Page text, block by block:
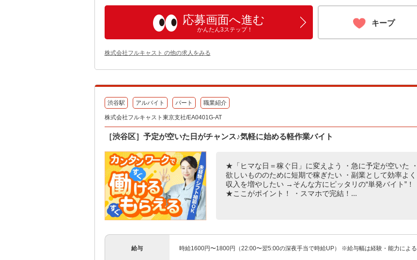
応募画面へ進む
かんたん3ステップ！
キープ
株式会社フルキャスト の他の求人をみる
渋谷駅 アルバイト パート 職業紹介
株式会社フルキャスト東京支社/EA0401G-AT
［渋谷区］予定が空いた日がチャンス♪気軽に始める軽作業バイト
★「ヒマな日＝稼ぐ日」に変えよう ・急に予定が空いた ・
欲しいもののために短期で稼ぎたい ・副業として効率よく
収入を増やしたい →そんな方にピッタリの“単発バイト”！
★ここがポイント！ ・スマホで完結！...
給与 時給1600円〜1800円（22:00〜翌5:00の深夜手当で時給UP） ※給与幅は経験・能力による